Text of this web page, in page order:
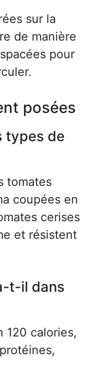
sur la
de manière
pour
posées
types de
tomates
coupées en
cerises
et résistent
t-il dans
120 calories,